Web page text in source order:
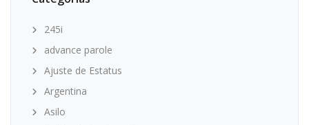
245i
advance parole
Ajuste de Estatus
Argentina
Asilo